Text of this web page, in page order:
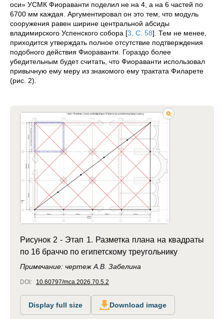
оси» УСМК Фиораванти поделил не на 4, а на 6 частей по
6700 мм каждая. Аргументировал он это тем, что модуль
сооружения равен ширине центральной абсиды
владимирского Успенского собора [3, С. 58]. Тем не менее,
приходится утверждать полное отсутствие подтверждения
подобного действия Фиораванти. Гораздо более
убедительным будет считать, что Фиораванти использовал
привычную ему меру из знакомого ему трактата Филарете
(рис. 2).
Рисунок 2 - Этап 1. Разметка плана на квадраты
по 16 браччо по египетскому треугольнику
Примечание: чертеж А.В. Забелина
DOI: 10.60797/mca.2026.70.5.2
Display full size Download image